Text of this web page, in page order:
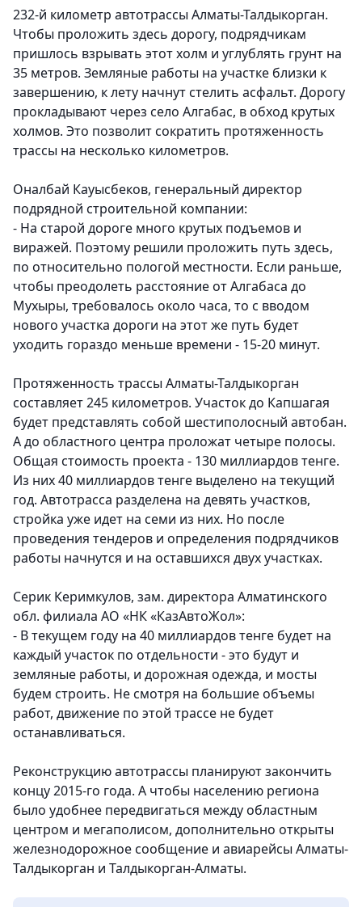
232-й километр автотрассы Алматы-Талдыкорган.
Чтобы проложить здесь дорогу, подрядчикам
пришлось взрывать этот холм и углублять грунт на
35 метров. Земляные работы на участке близки к
завершению, к лету начнут стелить асфальт. Дорогу
прокладывают через село Алгабас, в обход крутых
холмов. Это позволит сократить протяженность
трассы на несколько километров.
Оналбай Кауысбеков, генеральный директор
подрядной строительной компании:
- На старой дороге много крутых подъемов и
виражей. Поэтому решили проложить путь здесь,
по относительно пологой местности. Если раньше,
чтобы преодолеть расстояние от Алгабаса до
Мухыры, требовалось около часа, то с вводом
нового участка дороги на этот же путь будет
уходить гораздо меньше времени - 15-20 минут.
Протяженность трассы Алматы-Талдыкорган
составляет 245 километров. Участок до Капшагая
будет представлять собой шестиполосный автобан.
А до областного центра проложат четыре полосы.
Общая стоимость проекта - 130 миллиардов тенге.
Из них 40 миллиардов тенге выделено на текущий
год. Автотрасса разделена на девять участков,
стройка уже идет на семи из них. Но после
проведения тендеров и определения подрядчиков
работы начнутся и на оставшихся двух участках.
Серик Керимкулов, зам. директора Алматинского
обл. филиала АО «НК «КазАвтоЖол»:
- В текущем году на 40 миллиардов тенге будет на
каждый участок по отдельности - это будут и
земляные работы, и дорожная одежда, и мосты
будем строить. Не смотря на большие объемы
работ, движение по этой трассе не будет
останавливаться.
Реконструкцию автотрассы планируют закончить
концу 2015-го года. А чтобы населению региона
было удобнее передвигаться между областным
центром и мегаполисом, дополнительно открыты
железнодорожное сообщение и авиарейсы Алматы-
Талдыкорган и Талдыкорган-Алматы.